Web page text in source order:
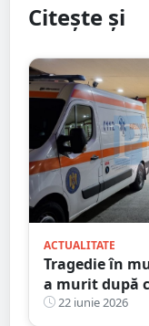
Citește și
ACTUALITATE
Tragedie în
a murit după
Satu Mare
22 iunie 2026